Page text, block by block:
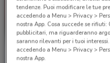
tendenze. Puoi modificare le tue
accedendo a Menu > Privacy >
nostra App. Cosa succede se
pubblicitari, ma riguarderanno
saranno rilevanti per i tuoi
accedendo a Menu > Privacy >
nostra App.